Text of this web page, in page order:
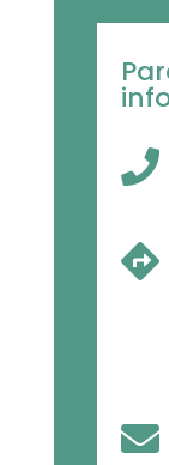


